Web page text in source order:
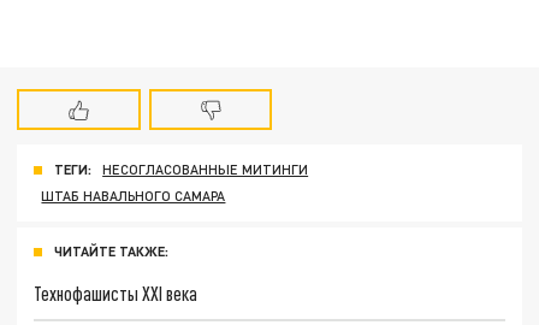
ТЕГИ:
НЕСОГЛАСОВАННЫЕ МИТИНГИ
ШТАБ НАВАЛЬНОГО САМАРА
ЧИТАЙТЕ ТАКЖЕ:
Технофашисты XXI века